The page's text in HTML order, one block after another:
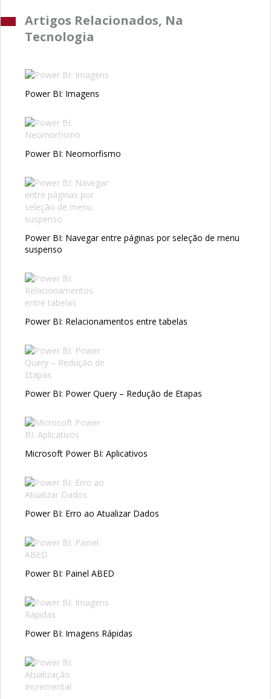
Artigos Relacionados, Na
Tecnologia
Power BI: Imagens
Power BI: Neomorfismo
Power BI: Navegar entre páginas por seleção de menu
suspenso
Power BI: Relacionamentos entre tabelas
Power BI: Power Query – Redução de Etapas
Microsoft Power BI: Aplicativos
Power BI: Erro ao Atualizar Dados
Power BI: Painel ABED
Power BI: Imagens Rápidas